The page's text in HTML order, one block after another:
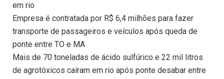
em rio
Empresa é contratada por R$ 6,4 milhões para fazer
transporte de passageiros e veículos após queda de
ponte entre TO e MA
Mais de 70 toneladas de ácido sulfúrico e 22 mil litros
de agrotóxicos caíram em rio após ponte desabar entre